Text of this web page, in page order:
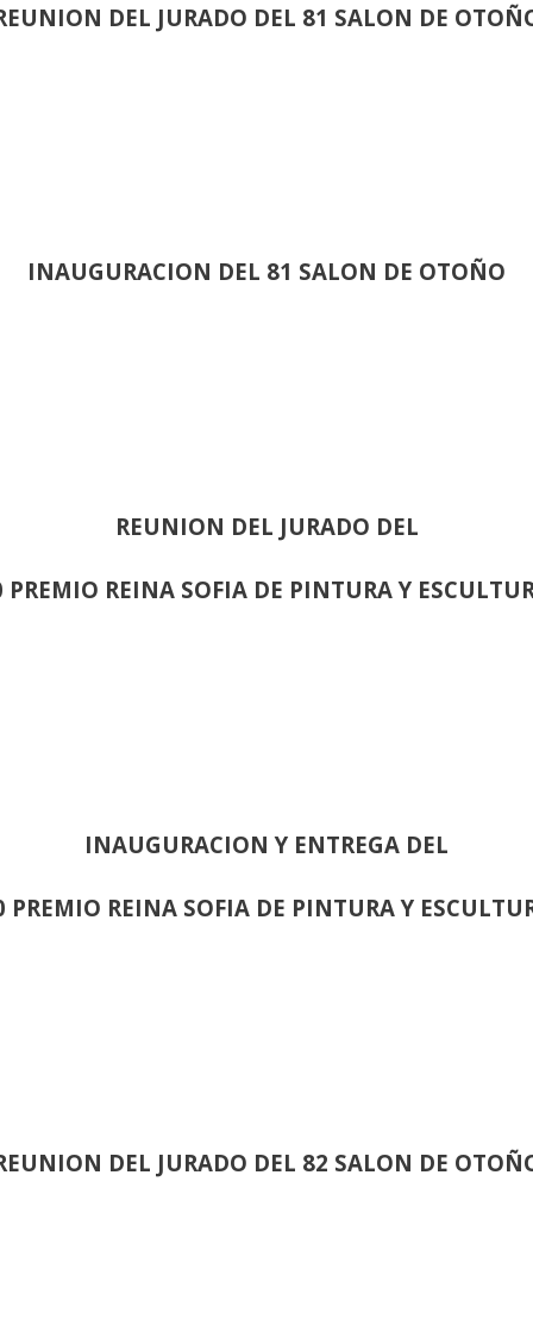
DEL JURADO DEL 81 SALON DE
INAUGURACION DEL 81 SALON DE OTOÑO
REUNION DEL JURADO DEL
PREMIO REINA SOFIA DE PINTURA Y
INAUGURACION Y ENTREGA DEL
PREMIO REINA SOFIA DE PINTURA Y
DEL JURADO DEL 82 SALON DE